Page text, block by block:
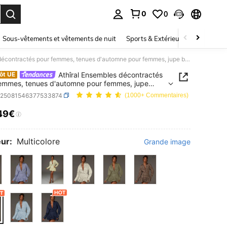
0 0
Sous-vêtements et vêtements de nuit Sports & Extérieur Enfants
Athîral Ensembles décontractés pour femmes, tenues d'automne pour femmes, jupe bouffante marron et blouses, rayures marron
UE
Athîral Ensembles décontractés
tenues d'automne pour femmes, jupe
marron et blouses, rayures marron(1000+ Commentaires)
AND AVAILABILITY
Multicolore Grande image